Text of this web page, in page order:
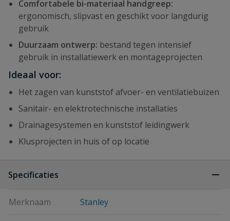
Comfortabele bi-materiaal handgreep:
ergonomisch, slipvast en geschikt voor langdurig
gebruik
Duurzaam ontwerp: bestand tegen intensief
gebruik in installatiewerk en montageprojecten
Ideaal voor:
Het zagen van kunststof afvoer- en ventilatiebuizen
Sanitair- en elektrotechnische installaties
Drainagesystemen en kunststof leidingwerk
Klusprojecten in huis of op locatie
Specificaties
Merknaam Stanley